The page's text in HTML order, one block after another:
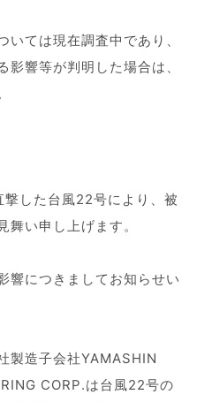
ては現在調査中であり、
響等が判明した場合は、
した台風22号により、被
い申し上げます。
響につきましてお知らせい
製造子会社YAMASHIN
CORP.は台風22号の